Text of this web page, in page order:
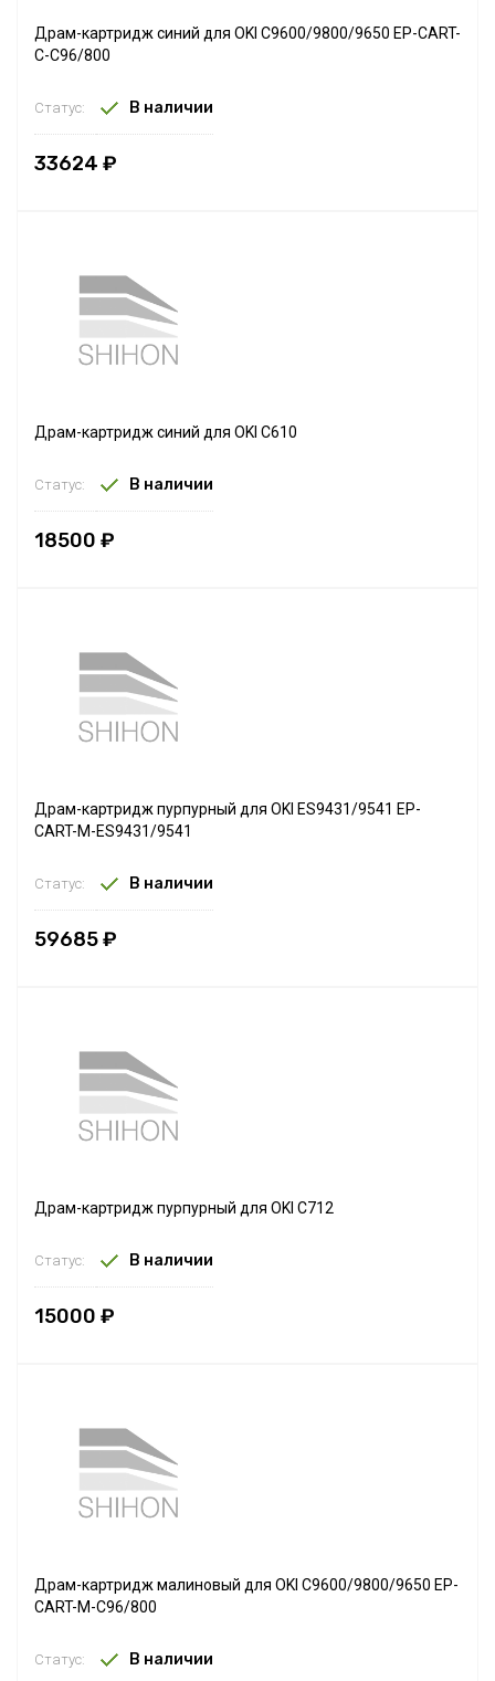
Драм-картридж синий для OKI C9600/9800/9650 EP-CART-
C-C96/800
Статус: В наличии
33624 ₽
Драм-картридж синий для OKI C610
Статус: В наличии
18500 ₽
Драм-картридж пурпурный для OKI ES9431/9541 EP-
CART-M-ES9431/9541
Статус: В наличии
59685 ₽
Драм-картридж пурпурный для OKI C712
Статус: В наличии
15000 ₽
Драм-картридж малиновый для OKI C9600/9800/9650 EP-
CART-M-C96/800
Статус: В наличии